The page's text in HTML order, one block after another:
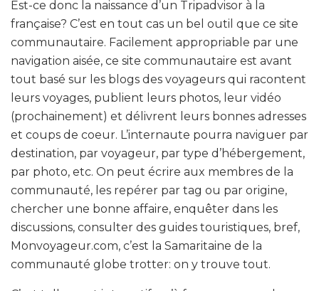
Est-ce donc la naissance d’un Tripadvisor à la
française? C’est en tout cas un bel outil que ce site
communautaire. Facilement appropriable par une
navigation aisée, ce site communautaire est avant
tout basé sur les blogs des voyageurs qui racontent
leurs voyages, publient leurs photos, leur vidéo
(prochainement) et délivrent leurs bonnes adresses
et coups de coeur. L’internaute pourra naviguer par
destination, par voyageur, par type d’hébergement,
par photo, etc. On peut écrire aux membres de la
communauté, les repérer par tag ou par origine,
chercher une bonne affaire, enquêter dans les
discussions, consulter des guides touristiques, bref,
Monvoyageur.com, c’est la Samaritaine de la
communauté globe trotter: on y trouve tout.